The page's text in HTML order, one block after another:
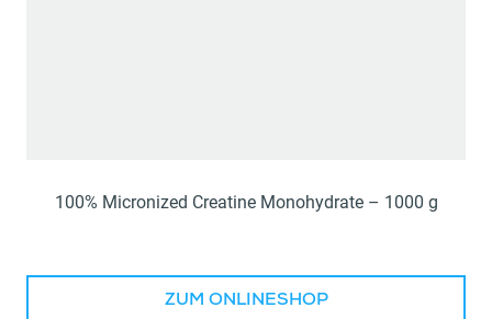
100% Micronized Creatine Monohydrate – 1000 g
ZUM ONLINESHOP